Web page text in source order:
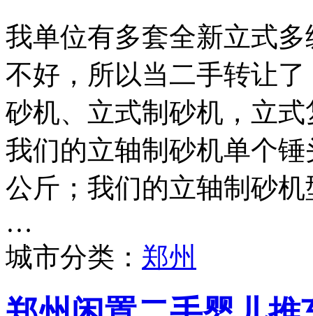
我单位有多套全新立式
不好，所以当二手转让
砂机、立式制砂机，立
我们的立轴制砂机单个
公斤；我们的立轴制砂
…
城市分类： 郑州